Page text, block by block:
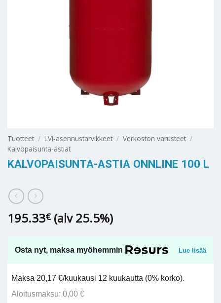
Tuotteet / LVI-asennustarvikkeet / Verkoston varusteet /
Kalvopaisunta-astiat
KALVOPAISUNTA-ASTIA ONNLINE 100 L
195.33€ (alv 25.5%)
Osta nyt, maksa myöhemmin Lue lisää
Maksa 20,17 €/kuukausi 12 kuukautta (0% korko).
Aloitusmaksu: 0,00 €